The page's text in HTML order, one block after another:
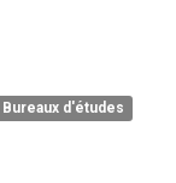
Bureaux d'études